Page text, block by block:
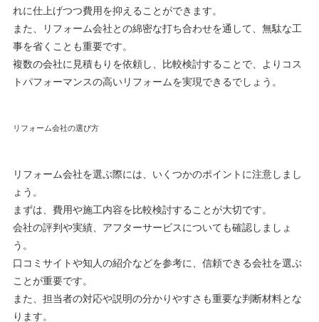
れに仕上げつつ費用を抑えることができます。
また、リフォーム会社との綿密な打ち合わせを通して、無駄な工
事を省くことも重要です。
複数の会社に見積もりを依頼し、比較検討することで、よりコス
トパフォーマンスの高いリフォームを実現できるでしょう。
リフォーム会社の選び方
リフォーム会社を選ぶ際には、いくつかのポイントに注意しまし
ょう。
まずは、費用や施工内容を比較検討することが大切です。
会社の評判や実績、アフターサービスについても確認しましょ
う。
口コミサイトや知人の紹介などを参考に、信頼できる会社を選ぶ
ことが重要です。
また、担当者の対応や説明の分かりやすさも重要な判断材料とな
ります。